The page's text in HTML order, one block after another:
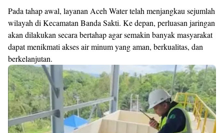
Pada tahap awal, layanan Aceh Water telah menjangkau sejumlah
wilayah di Kecamatan Banda Sakti. Ke depan, perluasan jaringan
akan dilakukan secara bertahap agar semakin banyak masyarakat
dapat menikmati akses air minum yang aman, berkualitas, dan
berkelanjutan.